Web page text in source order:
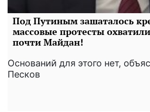
Под Путиным зашаталось
массовые протесты
почти Майдан!
Оснований для этого нет,
Песков